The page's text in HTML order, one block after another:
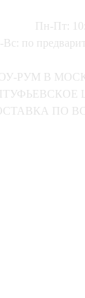
Пн-Пт:
Вс: по
РУМ В
ПО